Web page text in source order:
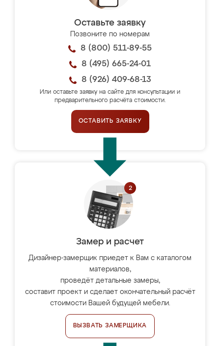
Оставьте заявку
Позвоните по номерам
8 (800) 511-89-55
8 (495) 665-24-01
8 (926) 409-68-13
Или оставьте заявку на сайте для консультации и
предварительного расчёта стоимости.
ОСТАВИТЬ ЗАЯВКУ
Замер и расчет
Дизайнер-замерщик приедет к Вам с каталогом
материалов,
проведёт детальные замеры,
составит проект и сделает окончательный расчёт
стоимости Вашей будущей мебели.
ВЫЗВАТЬ ЗАМЕРЩИКА